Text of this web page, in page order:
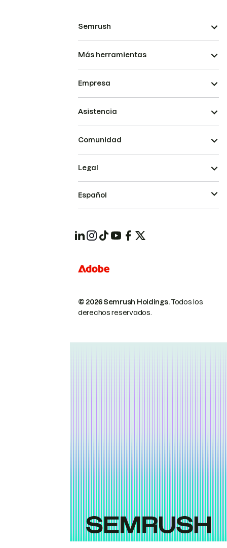
Semrush
Más herramientas
Empresa
Asistencia
Comunidad
© 2026 Semrush Holdings.Todos los
derechos reservados.
Legal
Español